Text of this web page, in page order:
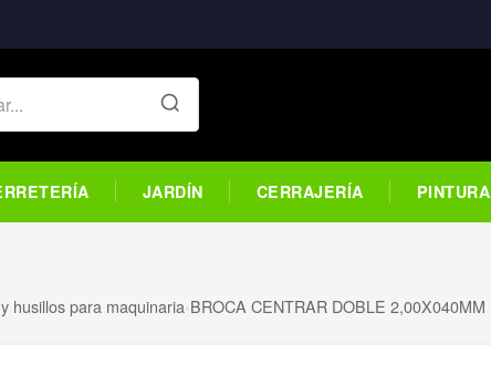
JARDÍN CERRAJERÍA PINTURA
husillos para maquinaria›BROCA CENTRAR DOBLE 2,00X040MM